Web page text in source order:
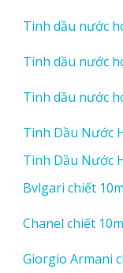
Tinh dầu nước
Tinh dầu nước
Tinh dầu nước
Tinh Dầu Nước
Tinh Dầu Nước
Bvlgari chiết
Chanel chiết
Giorgio Armani